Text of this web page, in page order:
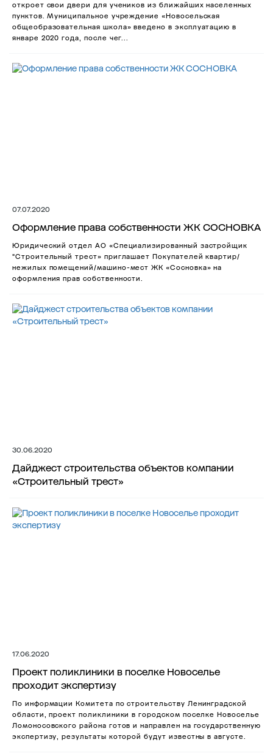
откроет свои двери для учеников из ближайших населенных
пунктов. Муниципальное учреждение «Новосельская
общеобразовательная школа» введено в эксплуатацию в
январе 2020 года, после чег...
07.07.2020
Оформление права собственности ЖК СОСНОВКА
Юридический отдел АО «Специализированный застройщик
"Строительный трест» приглашает Покупателей квартир/
нежилых помещений/машино-мест ЖК «Сосновка» на
оформления прав собственности.
30.06.2020
Дайджест строительства объектов компании
«Строительный трест»
17.06.2020
Проект поликлиники в поселке Новоселье
проходит экспертизу
По информации Комитета по строительству Ленинградской
области, проект поликлиники в городском поселке Новоселье
Ломоносовского района готов и направлен на государственную
экспертизу, результаты которой будут известны в августе.